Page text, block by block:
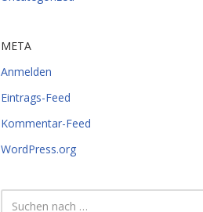
META
Anmelden
Eintrags-Feed
Kommentar-Feed
WordPress.org